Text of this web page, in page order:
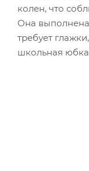
колен, что
Она выполнена
требует
школьная